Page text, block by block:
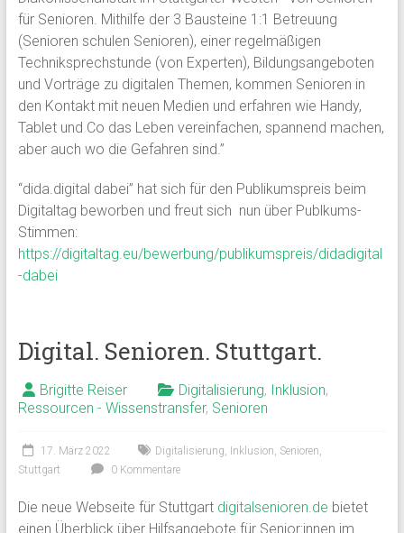
für Senioren. Mithilfe der 3 Bausteine 1:1 Betreuung
(Senioren schulen Senioren), einer regelmäßigen
Techniksprechstunde (von Experten), Bildungsangeboten
und Vorträge zu digitalen Themen, kommen Senioren in
den Kontakt mit neuen Medien und erfahren wie Handy,
Tablet und Co das Leben vereinfachen, spannend machen,
aber auch wo die Gefahren sind.”
“dida.digital dabei” hat sich für den Publikumspreis beim
Digitaltag beworben und freut sich nun über Publkums-
Stimmen:
https://digitaltag.eu/bewerbung/publikumspreis/didadigital
-dabei
Digital. Senioren. Stuttgart.
Brigitte Reiser Digitalisierung, Inklusion,
Ressourcen - Wissenstransfer, Senioren
17. März 2022 Digitalisierung, Inklusion, Senioren,
Stuttgart
0 Kommentare
Die neue Webseite für Stuttgart digitalsenioren.de bietet
einen Überblick über Hilfsangebote für Senior:innen im